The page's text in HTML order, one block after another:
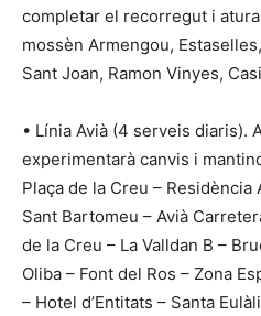
completar el recorregut i
mossèn Armengou,
Sant Joan, Ramon Vinyes,
• Línia Avià (4 serveis diaris).
experimentarà canvis i
Plaça de la Creu – Residència
Sant Bartomeu – Avià
de la Creu – La Valldan B –
Oliba – Font del Ros – Zona
– Hotel d’Entitats – Santa